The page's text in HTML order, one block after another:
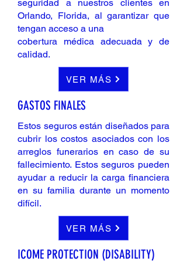
GASTOS FINALES
Estos seguros están diseñados para
cubrir los costos asociados con los
arreglos funerarios en caso de su
fallecimiento. Estos seguros pueden
ayudar a reducir la carga financiera
en su familia durante un momento
difícil.
VER MÁS
ICOME PROTECTION (DISABILITY)
seguridad a nuestros clientes en
Orlando, Florida, al garantizar que
tengan acceso a una
cobertura médica adecuada y de
calidad.
VER MÁS